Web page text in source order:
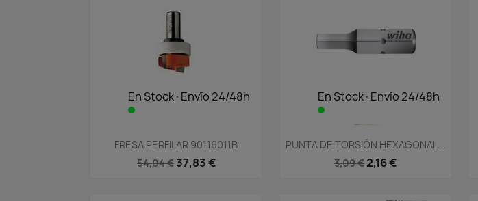
En Stock·Envío 24/48h
Vista rápida
FRESA PERFILAR 90116011B
54,04 € 37,83 €
En Stock·Envío 24/48h
Vista rápida
PUNTA DE TORSIÓN HEXAGONAL...
3,09 € 2,16 €